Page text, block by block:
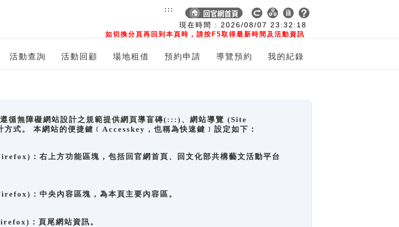
現在時間 : 2026/08/07 23:32:19
如切換分頁再回到本頁時，請按F5取得最新時間及活動資訊
:::
活動查詢 活動回顧 場地租借 預約申請 導覽預約 我的紀錄
循無障礙網站設計之規範提供網頁導盲磚(:::)、網站導覽 (Site
。 本網站的便捷鍵﹝Accesskey，也稱為快速鍵﹞設定如下：
：右上方功能區塊，包括回官網首頁、回文化部共構藝文活動平台
：中央內容區塊，為本頁主要內容區。
：頁尾網站資訊。